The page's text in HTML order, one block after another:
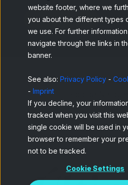
website footer, where we
you about the different types
we use. For further
navigate through the links in
banner.
See also: Privacy Policy -
- Imprint
If you decline, your
tracked when you visit this
single cookie will be used in
browser to remember your
not to be tracked.
Cookie Settings
Home